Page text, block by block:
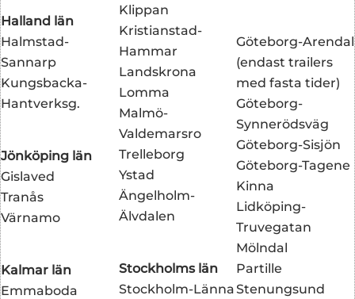
Halland län
Halmstad-
Sannarp
Kungsbacka-
Hantverksg.
Jönköping län
Gislaved
Tranås
Värnamo
Kalmar län
Emmaboda
Klippan
Kristianstad-
Hammar
Landskrona
Lomma
Malmö-
Valdemarsro
Trelleborg
Ystad
Ängelholm-
Älvdalen
Stockholms län
Stockholm-Länna
Göteborg-Arendal
(endast trailers
med fasta tider)
Göteborg-
Synnerödsväg
Göteborg-Sisjön
Göteborg-Tagene
Kinna
Lidköping-
Truvegatan
Mölndal
Partille
Stenungsund